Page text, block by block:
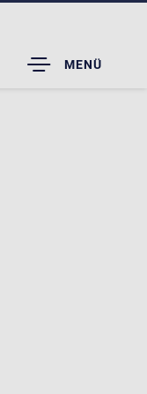
TOGGLE
DROPDOWN
MENÜ